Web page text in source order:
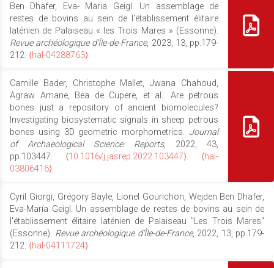
Ben Dhafer, Eva- Maria Geigl. Un assemblage de
restes de bovins au sein de l'établissement élitaire
laténien de Palaiseau « les Trois Mares » (Essonne).
Revue archéologique d'Île-de-France, 2023, 13, pp.179-
212. ⟨hal-04288763⟩
Camille Bader, Christophe Mallet, Jwana Chahoud,
Agraw Amane, Bea de Cupere, et al.. Are petrous
bones just a repository of ancient biomolecules?
Investigating biosystematic signals in sheep petrous
bones using 3D geometric morphometrics. Journal
of Archaeological Science: Reports, 2022, 43,
pp.103447. ⟨10.1016/j.jasrep.2022.103447⟩. ⟨hal-
03806416⟩
Cyril Giorgi, Grégory Bayle, Lionel Gourichon, Wejden Ben Dhafer,
Eva-María Geigl. Un assemblage de restes de bovins au sein de
l'établissement élitaire laténien de Palaiseau "Les Trois Mares"
(Essonne). Revue archéologique d'Île-de-France, 2022, 13, pp.179-
212. ⟨hal-04111724⟩